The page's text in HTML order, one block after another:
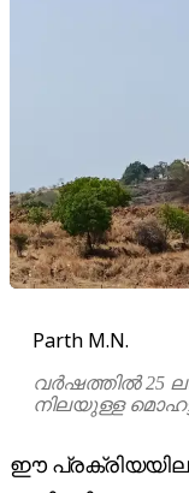
Parth M.N.
വർഷത്തിൽ 25
നിലയുള്ള മൊഹട്ട
ഈ